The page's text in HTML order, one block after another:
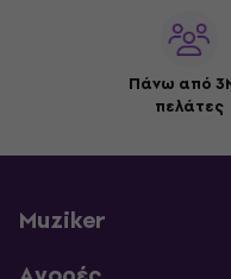
Πάνω από
πελάτες
Muziker